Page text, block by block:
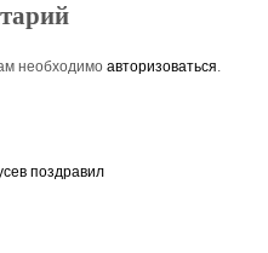
необходимо авторизоваться
поздравил